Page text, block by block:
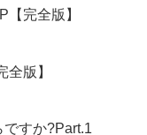
完全版】
版】
すか?Part.1